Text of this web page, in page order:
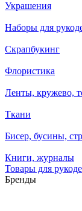
Украшения
Наборы для
Скрапбукинг
Флористика
Ленты, кружево,
Ткани
Бисер, бусины,
Книги, журналы
Товары для
Бренды